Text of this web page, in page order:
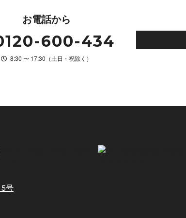
お電話から
600-434
8:30 〜 17:30（土日・祝除く）
号